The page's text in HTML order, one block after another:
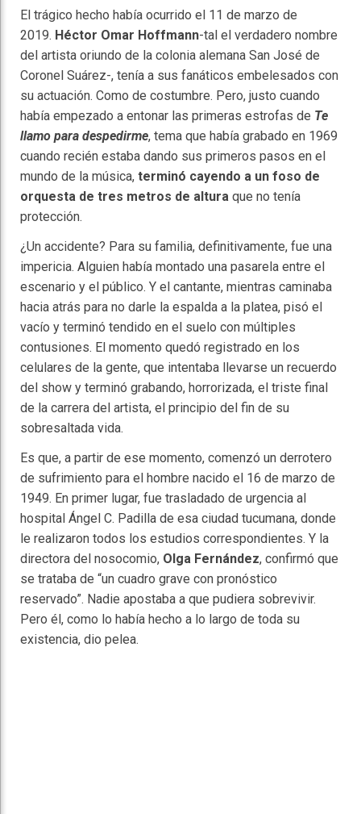
El trágico hecho había ocurrido el 11 de marzo de
2019. Héctor Omar Hoffmann-tal el verdadero nombre
del artista oriundo de la colonia alemana San José de
Coronel Suárez-, tenía a sus fanáticos embelesados con
su actuación. Como de costumbre. Pero, justo cuando
había empezado a entonar las primeras estrofas de Te
llamo para despedirme, tema que había grabado en 1969
cuando recién estaba dando sus primeros pasos en el
mundo de la música, terminó cayendo a un foso de
orquesta de tres metros de altura que no tenía
protección.
¿Un accidente? Para su familia, definitivamente, fue una
impericia. Alguien había montado una pasarela entre el
escenario y el público. Y el cantante, mientras caminaba
hacia atrás para no darle la espalda a la platea, pisó el
vacío y terminó tendido en el suelo con múltiples
contusiones. El momento quedó registrado en los
celulares de la gente, que intentaba llevarse un recuerdo
del show y terminó grabando, horrorizada, el triste final
de la carrera del artista, el principio del fin de su
sobresaltada vida.
Es que, a partir de ese momento, comenzó un derrotero
de sufrimiento para el hombre nacido el 16 de marzo de
1949. En primer lugar, fue trasladado de urgencia al
hospital Ángel C. Padilla de esa ciudad tucumana, donde
le realizaron todos los estudios correspondientes. Y la
directora del nosocomio, Olga Fernández, confirmó que
se trataba de “un cuadro grave con pronóstico
reservado”. Nadie apostaba a que pudiera sobrevivir.
Pero él, como lo había hecho a lo largo de toda su
existencia, dio pelea.